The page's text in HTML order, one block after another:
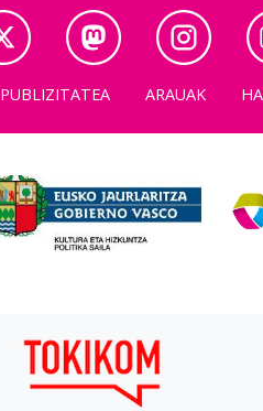
PUBLIZITATEA ARAUAK